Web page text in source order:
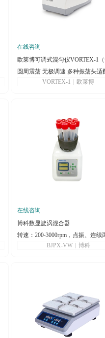
在线咨询
欧莱博可调式混匀仪VORTEX-1
准头）
圆周震荡 无极调速 多种振荡头适
选择（可用于Eppendorf管等）
VORTEX-1 欧莱博
在线咨询
博科数显旋涡混合器
转速：200-3000rpm，点振、连续
工作模式，振幅范围：4mm
BJPX-VW 博科